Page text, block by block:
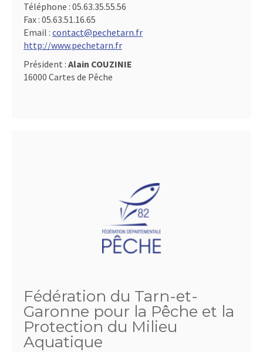
Téléphone : 05.63.35.55.56
Fax : 05.63.51.16.65
Email : contact@pechetarn.fr
http://www.pechetarn.fr
Président : Alain COUZINIE
16000 Cartes de Pêche
Fédération du Tarn-et-
Garonne pour la Pêche et la
Protection du Milieu
Aquatique